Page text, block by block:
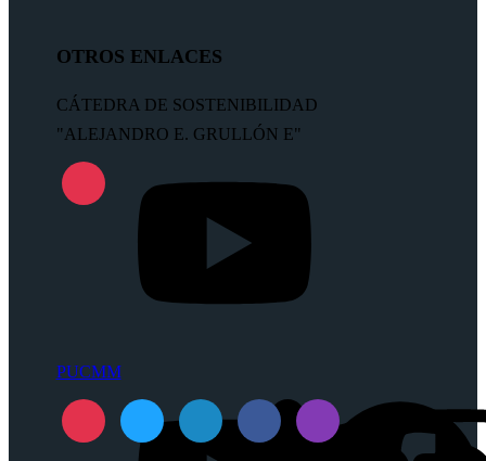
OTROS ENLACES
CÁTEDRA DE SOSTENIBILIDAD
"ALEJANDRO E. GRULLÓN E"
PUCMM